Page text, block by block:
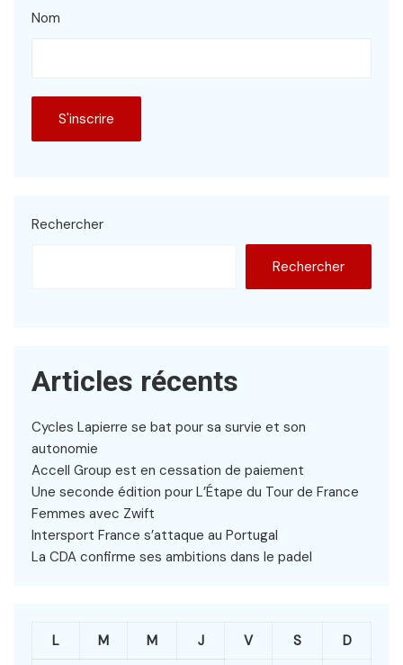
Nom
Rechercher
Rechercher
Articles récents
Cycles Lapierre se bat pour sa survie et son
autonomie
Accell Group est en cessation de paiement
Une seconde édition pour L’Étape du Tour de France
Femmes avec Zwift
Intersport France s’attaque au Portugal
La CDA confirme ses ambitions dans le padel
L M M J V S D